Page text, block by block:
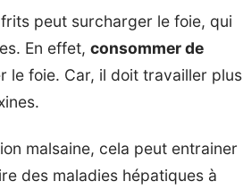
peut surcharger le foie, qui
En effet, consommer de
le foie. Car, il doit travailler plus
malsaine, cela peut entrainer
des maladies hépatiques à